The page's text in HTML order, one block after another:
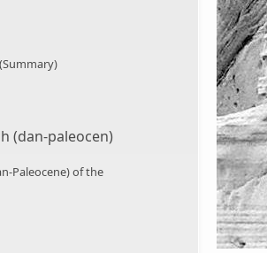
(dan-paleocen)
Paleocene) of the